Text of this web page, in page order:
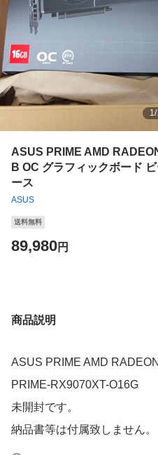
1/
ASUS PRIME AMD
B OC グラフィックボード
ース
ASUS
送料無料
89,980円
商品説明
ASUS PRIME AMD
PRIME-RX9070XT-O16G
未開封です。
納品書等は付属致しません。